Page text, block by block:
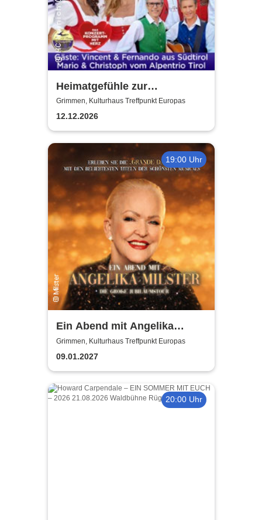
Heimatgefühle zur
Weihnachtszeit 2026 - Das
Konzertprogramm mit Herz
Grimmen, Kulturhaus Treffpunkt Europas
12.12.2026
19:00 Uhr
Ein Abend mit Angelika
Milster - Jubiläumstournee
2027
Grimmen, Kulturhaus Treffpunkt Europas
09.01.2027
20:00 Uhr